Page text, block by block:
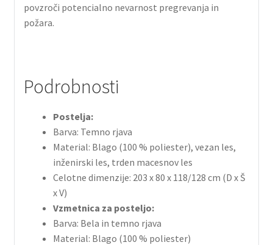
povzroči potencialno nevarnost pregrevanja in
požara.
Podrobnosti
Postelja:
Barva: Temno rjava
Material: Blago (100 % poliester), vezan les,
inženirski les, trden macesnov les
Celotne dimenzije: 203 x 80 x 118/128 cm (D x Š
x V)
Vzmetnica za posteljo:
Barva: Bela in temno rjava
Material: Blago (100 % poliester)